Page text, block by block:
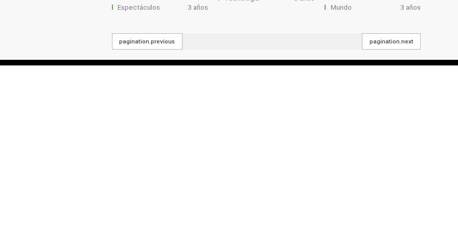
Espectáculos 3 años Mundo 3 años
pagination.previous pagination.next